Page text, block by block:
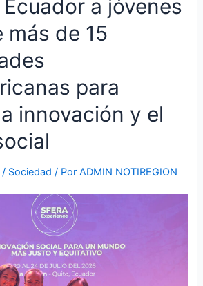
a jóvenes
más de 15
para
innovación y el
/ Sociedad / PorADMIN NOTIREGION